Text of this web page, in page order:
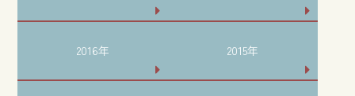
2016年 2015年